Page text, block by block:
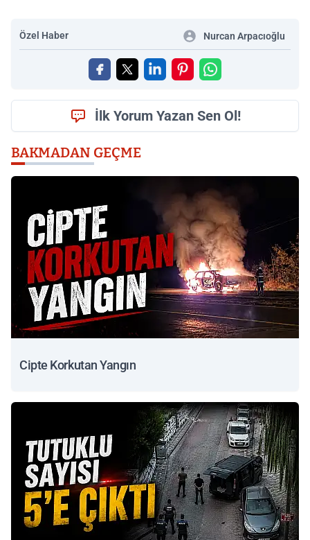
Özel Haber Nurcan Arpacıoğlu
İlk Yorum Yazan Sen Ol!
BAKMADAN GEÇME
Cipte Korkutan Yangın